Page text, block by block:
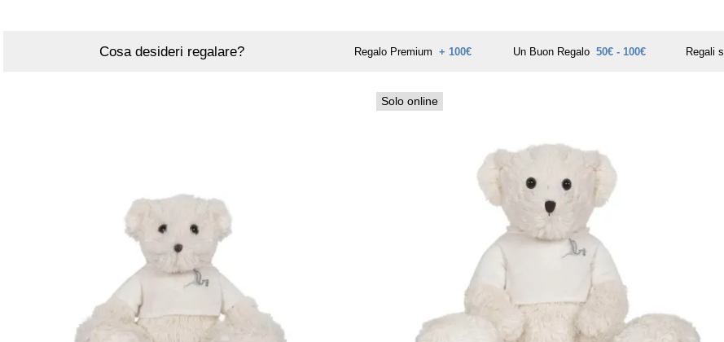
Cosa desideri regalare? Regalo Premium + 100€ Un Buon Regalo 50€ - 100€ Regali
Solo online